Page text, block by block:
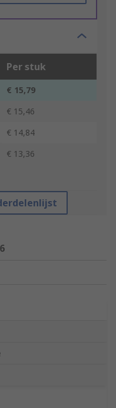
Per stuk
€ 15,79
€ 15,46
€ 14,84
€ 13,36